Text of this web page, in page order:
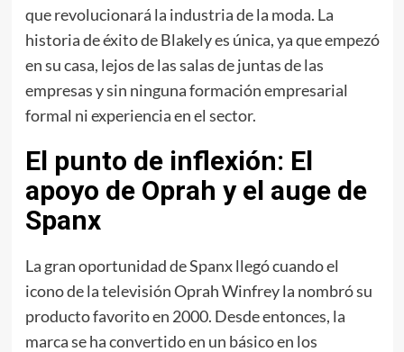
que revolucionará la industria de la moda. La
historia de éxito de Blakely es única, ya que empezó
en su casa, lejos de las salas de juntas de las
empresas y sin ninguna formación empresarial
formal ni experiencia en el sector.
El punto de inflexión: El
apoyo de Oprah y el auge de
Spanx
La gran oportunidad de Spanx llegó cuando el
icono de la televisión Oprah Winfrey la nombró su
producto favorito en 2000. Desde entonces, la
marca se ha convertido en un básico en los